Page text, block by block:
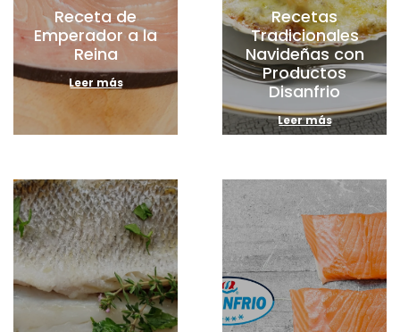
Receta de
Emperador a la
Reina
Leer más
Recetas
Tradicionales
Navideñas con
Productos
Disanfrio
Leer más